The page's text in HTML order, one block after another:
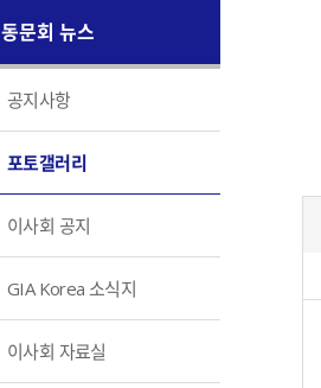
동문회 뉴스
공지사항
포토갤러리
이사회 공지
GIA Korea 소식지
이사회 자료실